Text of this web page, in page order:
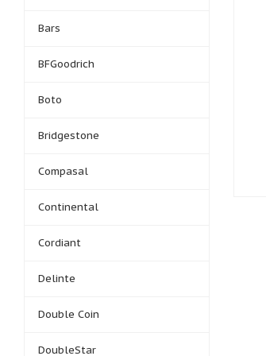
Bars
BFGoodrich
Boto
Bridgestone
Compasal
Continental
Cordiant
Delinte
Double Coin
DoubleStar